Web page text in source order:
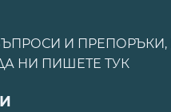
И ПРЕПОРЪКИ,
НИ ПИШЕТЕ ТУК